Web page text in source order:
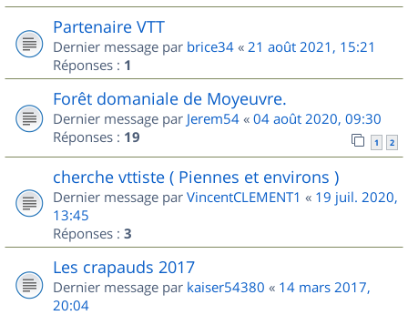
Partenaire VTT
Dernier message par brice34 « 21 août 2021, 15:21
Réponses : 1
Forêt domaniale de Moyeuvre.
Dernier message par Jerem54 « 04 août 2020, 09:30
Réponses : 19 1 2
cherche vttiste ( Piennes et environs )
Dernier message par VincentCLEMENT1 « 19 juil. 2020,
13:45
Réponses : 3
Les crapauds 2017
Dernier message par kaiser54380 « 14 mars 2017,
20:04